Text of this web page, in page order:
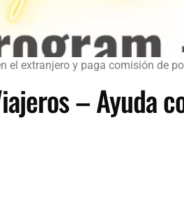
el extranjero y paga comisión de
– Ayuda